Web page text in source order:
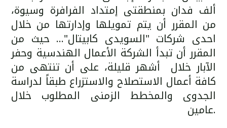
ألف فدان بمنطقتى إمتداد الفرافرة وسيوة،
من المقرر أن يتم تمويلها وإدارتها من خلال
احدى شركات "السويدى كابيتال"... حيث من
المقرر أن تبدأ الشركة الأعمال الهندسية وحفر
الآبار خلال أشهر قليلة، على أن تنتهى من
كافة أعمال الاستصلاح والاستزراع طبقاً لدراسة
الجدوى والمخطط الزمنى المطلوب خلال
عامين.